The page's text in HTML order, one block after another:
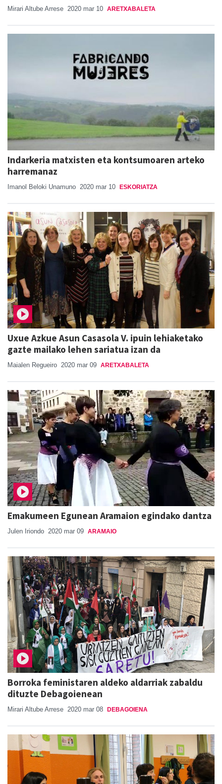
Mirari Altube Arrese 2020 mar 10 ARETXABALETA
Indarkeria matxisten eta kontsumoaren arteko
harremanaz
Imanol Beloki Unamuno 2020 mar 10 ESKORIATZA
Uxue Azkue Asun Casasola V. ipuin lehiaketako
gazte mailako lehen sariatua izan da
Maialen Regueiro 2020 mar 09 ARETXABALETA
Emakumeen Egunean Aramaion egindako dantza
Julen Iriondo 2020 mar 09 ARAMAIO
Borroka feministaren aldeko aldarriak zabaldu
dituzte Debagoienean
Mirari Altube Arrese 2020 mar 08 DEBAGOIENA